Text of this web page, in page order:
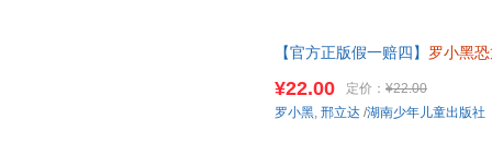
【官方正版假一赔四】 罗小黑
¥22.00 定价： ¥22.00
罗小黑, 邢立达 /湖南少年儿童出版社